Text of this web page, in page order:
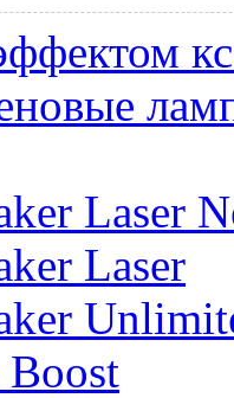
Laser
Laser